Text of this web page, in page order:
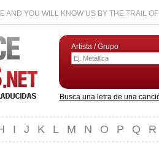
AND YOU WILL KNOW US BY THE TRAIL
Artista / Grupo
Busca una letra de una
I J K L M N O P Q R